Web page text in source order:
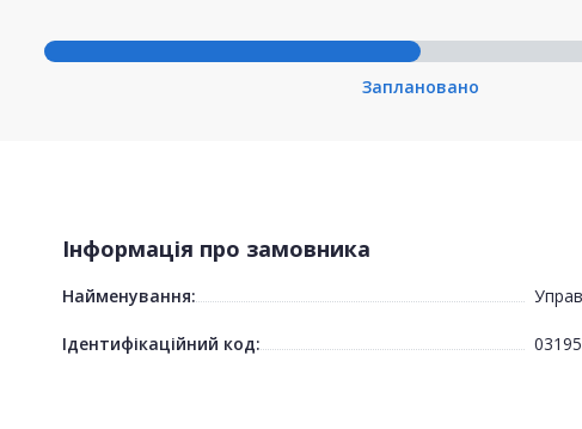
Заплановано
Інформація про замовника
Найменування:
Ідентифікаційний код: